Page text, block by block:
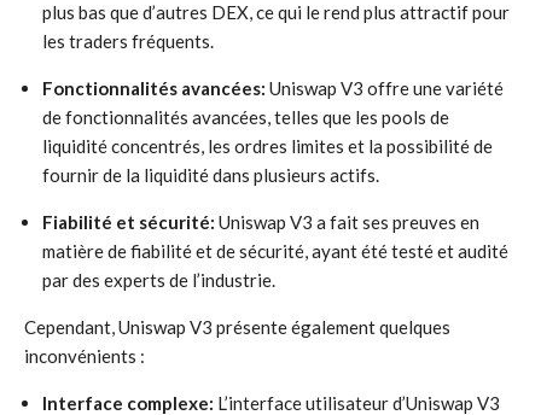
plus bas que d’autres DEX, ce qui le rend plus attractif pour
les traders fréquents.
Fonctionnalités avancées: Uniswap V3 offre une variété
de fonctionnalités avancées, telles que les pools de
liquidité concentrés, les ordres limites et la possibilité de
fournir de la liquidité dans plusieurs actifs.
Fiabilité et sécurité: Uniswap V3 a fait ses preuves en
matière de fiabilité et de sécurité, ayant été testé et audité
par des experts de l’industrie.
Cependant, Uniswap V3 présente également quelques
inconvénients :
Interface complexe: L’interface utilisateur d’Uniswap V3